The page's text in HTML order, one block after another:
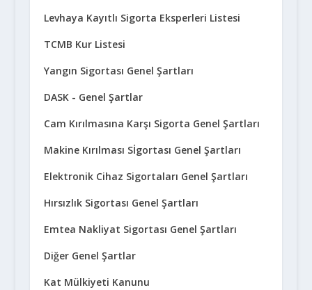
Levhaya Kayıtlı Sigorta Eksperleri Listesi
TCMB Kur Listesi
Yangın Sigortası Genel Şartları
DASK - Genel Şartlar
Cam Kırılmasına Karşı Sigorta Genel Şartları
Makine Kırılması Sİgortası Genel Şartları
Elektronik Cihaz Sigortaları Genel Şartları
Hırsızlık Sigortası Genel Şartları
Emtea Nakliyat Sigortası Genel Şartları
Diğer Genel Şartlar
Kat Mülkiyeti Kanunu